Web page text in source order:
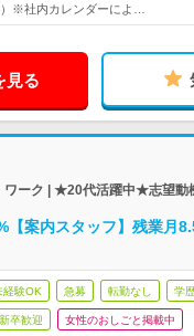
※社内カレンダーによ…
見る
ワーク | ★20代活躍中★志望動
【案内スタッフ】残業月
経験OK 急募 転勤なし 学
卒歓迎 女性のおしごと掲載中